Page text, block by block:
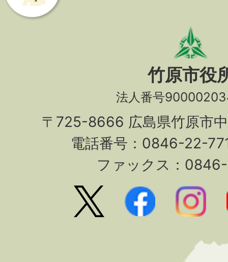
竹原市役
法人番号
〒725-8666 広島県竹原市
電話番号：0846-22-
ファックス：